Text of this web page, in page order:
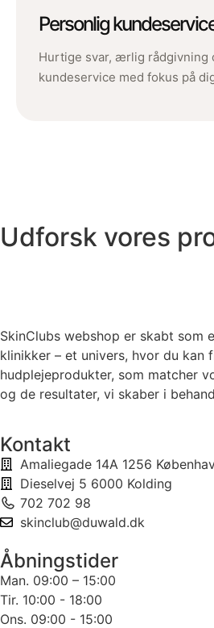
Personlig
Hurtige svar, ærlig rådgivning
kundeservice med fokus på
Udforsk vores
SkinClubs webshop er skabt som
klinikker – et univers, hvor du kan
hudplejeprodukter, som matcher
og de resultater, vi skaber i
Kontakt
Amaliegade 14A 1256
Dieselvej 5 6000 Kolding
702 702 98
skinclub@duwald.dk
Åbningstider
Man. 09:00 – 15:00
Tir. 10:00 - 18:00
Ons. 09:00 - 15:00